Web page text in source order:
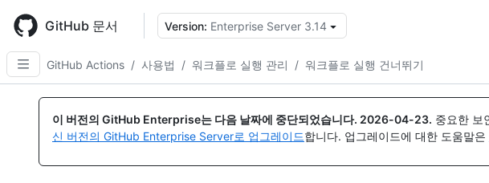
main
content
GitHub 문서 Version: Enterprise Server 3.14
GitHub Actions / 사용법 / 워크플로 실행 관리 / 워크플로 실행 건너뛰기
이 버전의 GitHub Enterprise는 다음 날짜에 중단되었습니다. 2026-04-23. 중요한 보
신 버전의 GitHub Enterprise Server로 업그레이드합니다. 업그레이드에 대한 도움말은